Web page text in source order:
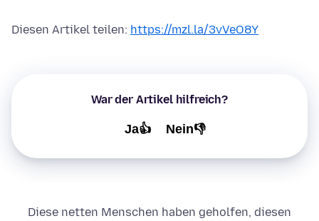
Diesen Artikel teilen: https://mzl.la/3vVeO8Y
War der Artikel hilfreich?
Ja👍 Nein👎
Diese netten Menschen haben geholfen, diesen